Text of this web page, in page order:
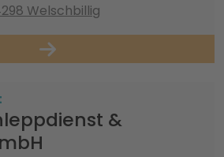
Welschbillig
&